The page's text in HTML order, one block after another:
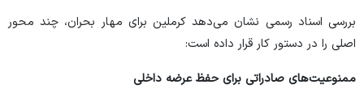
بررسی اسناد رسمی نشان می‌دهد کرملین برای مهار بحران، چند محور
اصلی را در دستور کار قرار داده است:
ممنوعیت‌های صادراتی برای حفظ عرضه داخلی